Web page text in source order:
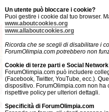
Un utente può bloccare i cookie?
Puoi gestire i cookie dal tuo browser.
www.aboutcookies.org
www.allaboutcookies.org
Ricorda che se scegli di disabilitare i
ForumOlimpia.com potrebbero non
Cookie di terze parti e Social Network
ForumOlimpia.com può includere
(Facebook, Twitter, YouTube, ecc.).
dispositivo. ForumOlimpia.com non
rispettive policy per ulteriori dettagli.
Specificità di ForumOlimpia.com